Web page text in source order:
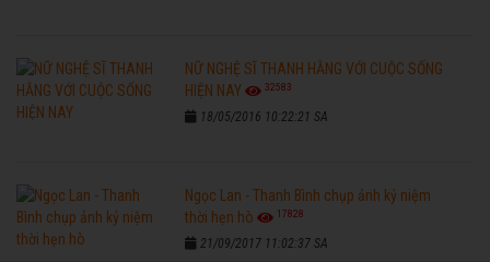
NỮ NGHỆ SĨ THANH HẰNG VỚI CUỘC SỐNG
HIỆN NAY
32583
18/05/2016 10:22:21 SA
Ngọc Lan - Thanh Bình chụp ảnh kỷ niệm
thời hẹn hò
17828
21/09/2017 11:02:37 SA